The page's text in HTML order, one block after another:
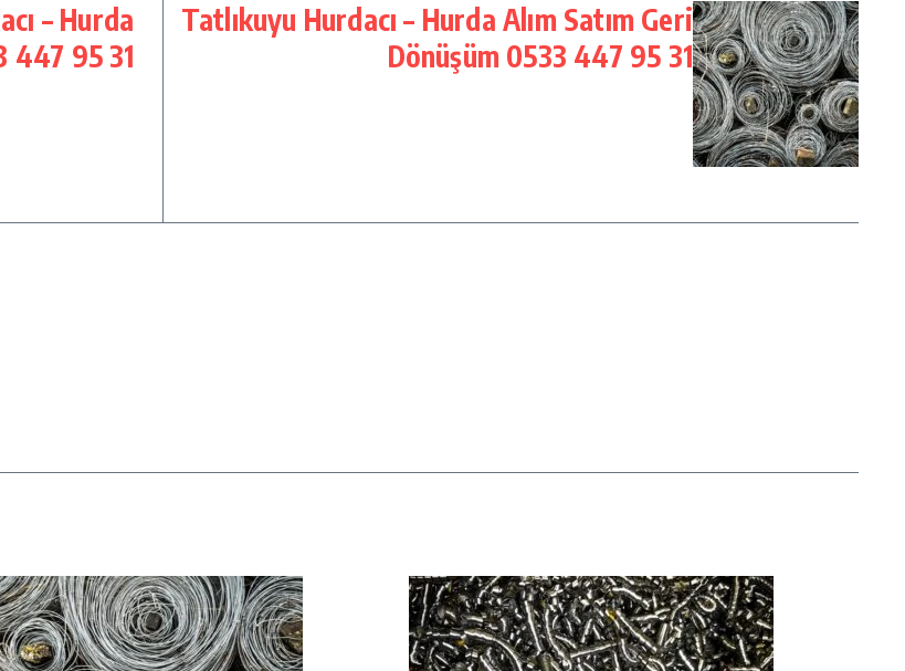
– Hurda
447 95 31
Tatlıkuyu Hurdacı – Hurda Alım Satım Geri
Dönüşüm 0533 447 95 31